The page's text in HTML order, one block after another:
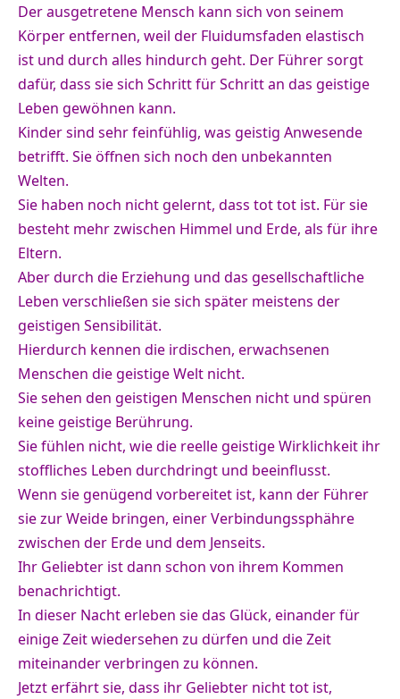
Der ausgetretene Mensch kann sich von seinem
Körper entfernen, weil der Fluidumsfaden elastisch
ist und durch alles hindurch geht. Der Führer sorgt
dafür, dass sie sich Schritt für Schritt an das geistige
Leben gewöhnen kann.
Kinder sind sehr feinfühlig, was geistig Anwesende
betrifft. Sie öffnen sich noch den unbekannten
Welten.
Sie haben noch nicht gelernt, dass tot tot ist. Für sie
besteht mehr zwischen Himmel und Erde, als für ihre
Eltern.
Aber durch die Erziehung und das gesellschaftliche
Leben verschließen sie sich später meistens der
geistigen Sensibilität.
Hierdurch kennen die irdischen, erwachsenen
Menschen die geistige Welt nicht.
Sie sehen den geistigen Menschen nicht und spüren
keine geistige Berührung.
Sie fühlen nicht, wie die reelle geistige Wirklichkeit ihr
stoffliches Leben durchdringt und beeinflusst.
Wenn sie genügend vorbereitet ist, kann der Führer
sie zur Weide bringen, einer Verbindungssphähre
zwischen der Erde und dem Jenseits.
Ihr Geliebter ist dann schon von ihrem Kommen
benachrichtigt.
In dieser Nacht erleben sie das Glück, einander für
einige Zeit wiedersehen zu dürfen und die Zeit
miteinander verbringen zu können.
Jetzt erfährt sie, dass ihr Geliebter nicht tot ist,